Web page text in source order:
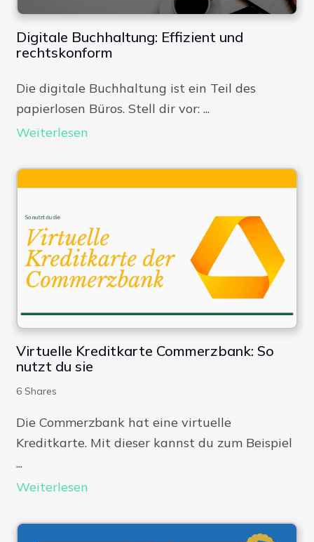
Digitale Buchhaltung: Effizient und
rechtskonform
Die digitale Buchhaltung ist ein Teil des
papierlosen Büros. Stell dir vor: ...
Weiterlesen
Virtuelle Kreditkarte Commerzbank: So
nutzt du sie
6 Shares
Die Commerzbank hat eine virtuelle
Kreditkarte. Mit dieser kannst du zum Beispiel
...
Weiterlesen